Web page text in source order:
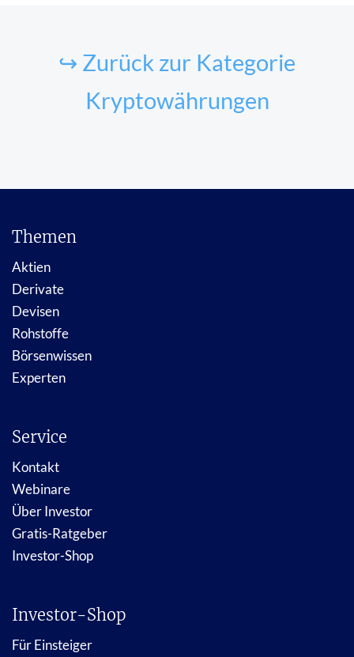
↪ Zurück zur Kategorie
Kryptowährungen
Themen
Aktien
Derivate
Devisen
Rohstoffe
Börsenwissen
Experten
Service
Kontakt
Webinare
Über Investor
Gratis-Ratgeber
Investor-Shop
Investor-Shop
Für Einsteiger